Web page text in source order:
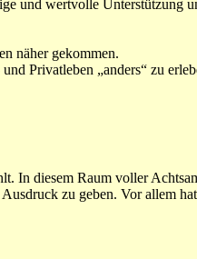
und wertvolle Unterstützung
näher gekommen.
Privatleben „anders“ zu
In diesem Raum voller
zu geben. Vor allem